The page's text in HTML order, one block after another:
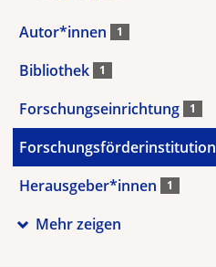
Autor*innen 1
Bibliothek 1
Forschungseinrichtung 1
Forschungsförderinstitution
Herausgeber*innen 1
Mehr zeigen